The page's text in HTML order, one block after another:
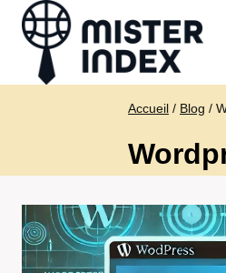
Aller
contenu
Accueil / Blog /